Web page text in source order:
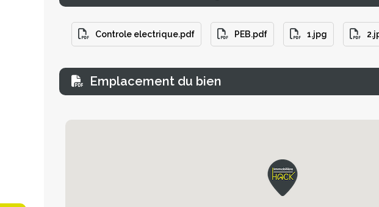
Controle electrique.pdf PEB.pdf 1.jpg
Emplacement du bien